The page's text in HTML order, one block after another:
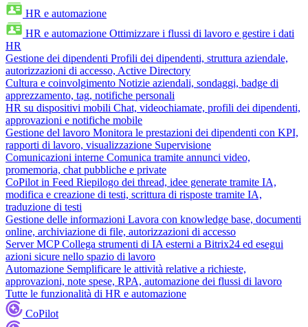
HR e automazione
HR e automazione Ottimizzare i flussi di lavoro e gestire i dati
HR
Gestione dei dipendenti Profili dei dipendenti, struttura aziendale,
autorizzazioni di accesso, Active Directory
Cultura e coinvolgimento Notizie aziendali, sondaggi, badge di
apprezzamento, tag, notifiche personali
HR su dispositivi mobili Chat, videochiamate, profili dei dipendenti,
approvazioni e notifiche mobile
Gestione del lavoro Monitora le prestazioni dei dipendenti con KPI,
rapporti di lavoro, visualizzazione Supervisione
Comunicazioni interne Comunica tramite annunci video,
promemoria, chat pubbliche e private
CoPilot in Feed Riepilogo dei thread, idee generate tramite IA,
modifica e creazione di testi, scrittura di risposte tramite IA,
traduzione di testi
Gestione delle informazioni Lavora con knowledge base, documenti
online, archiviazione di file, autorizzazioni di accesso
Server MCP Collega strumenti di IA esterni a Bitrix24 ed esegui
azioni sicure nello spazio di lavoro
Automazione Semplificare le attività relative a richieste,
approvazioni, note spese, RPA, automazione dei flussi di lavoro
Tutte le funzionalità di HR e automazione
CoPilot